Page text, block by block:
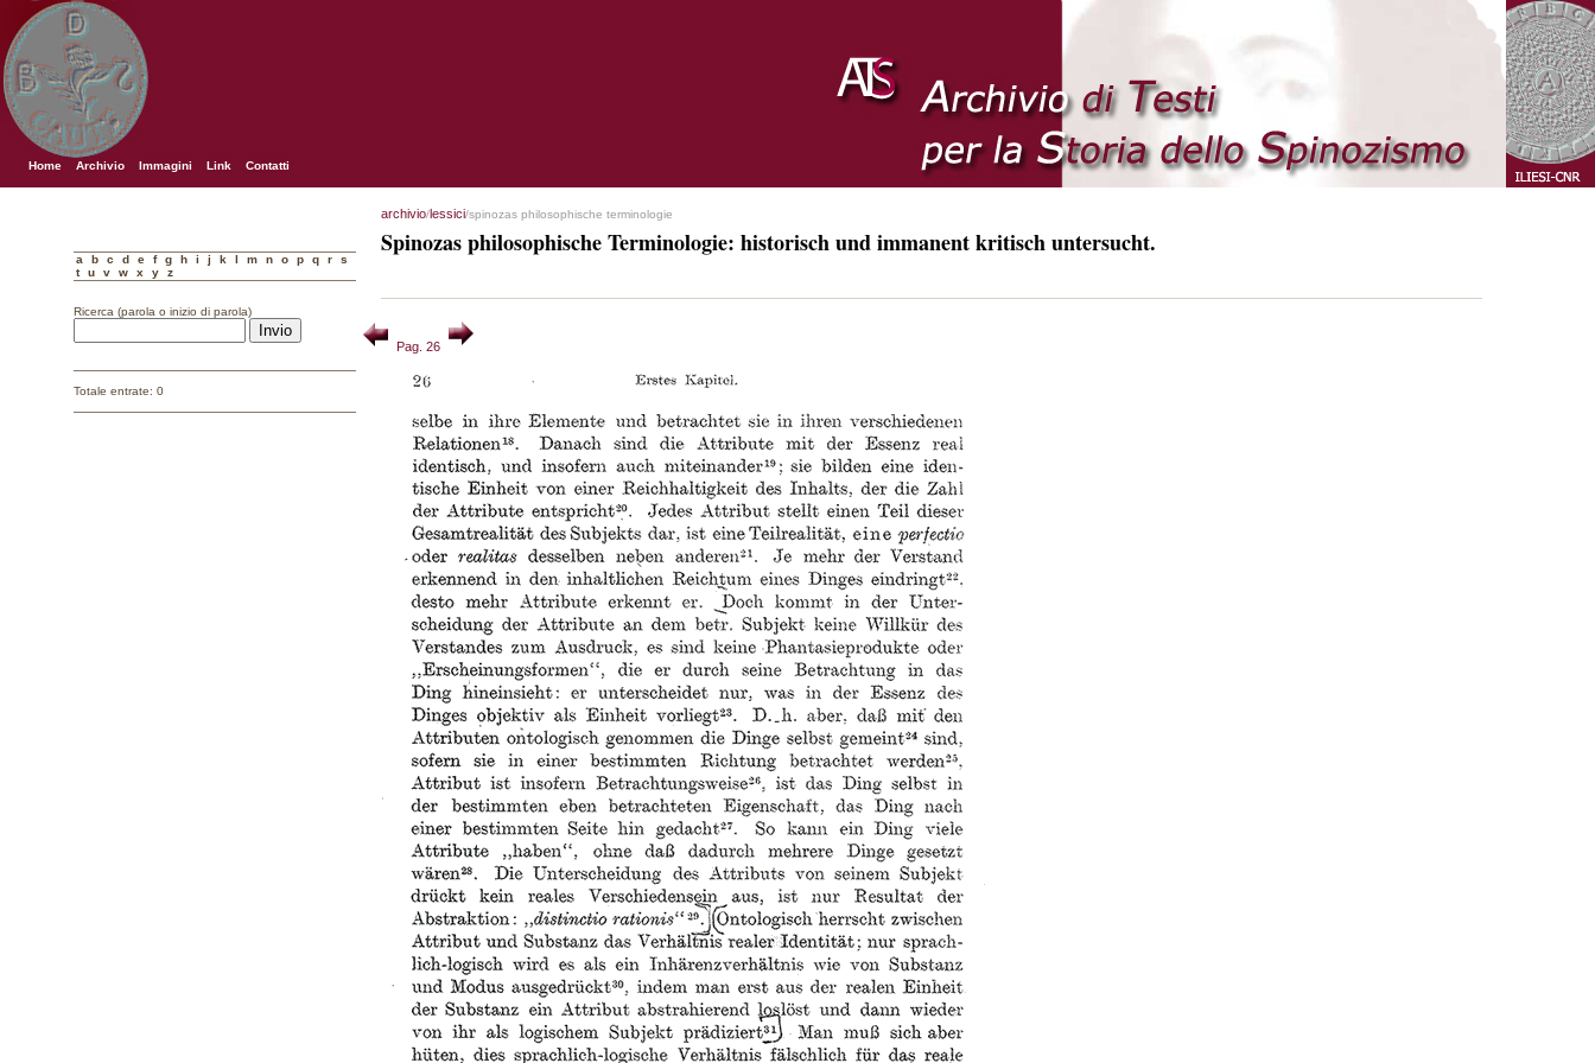
Home Archivio Immagini Link Contatti
a b c d e f g h i j k l m n o p q r
s
t
u v w x y z
Ricerca (parola o inizio di parola)
Totale entrate: 0
archivio/lessici/spinozas philosophische terminologie
Spinozas philosophische Terminologie: historisch und immanent kritisch untersucht.
Pag. 26